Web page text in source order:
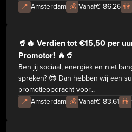
📍 Amsterdam 💰 Vanaf€ 86.26 👫
🥤🔥 Verdien tot €15,50 per
Promotor! 🔥🥤
Ben jij sociaal, energiek en niet
spreken? 😎 Dan hebben wij een
promotieopdracht voor...
📍 Amsterdam 💰 Vanaf€ 83.61 👫